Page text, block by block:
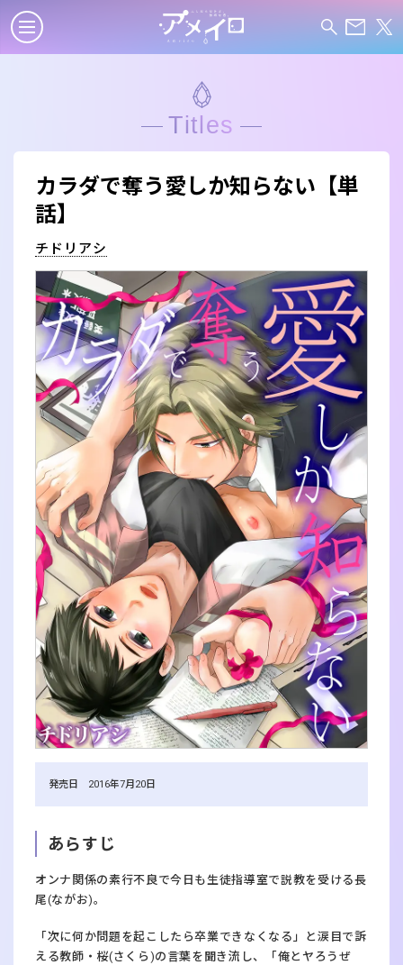
Titles
カラダで奪う愛しか知らない【単
話】
チドリアシ
発売日 2016年7月20日
あらすじ
オンナ関係の素行不良で今日も生徒指導室で説教を受ける長
尾(ながお)。
「次に何か問題を起こしたら卒業できなくなる」と涙目で訴
える教師・桜(さくら)の言葉を聞き流し、「俺とヤろうぜ